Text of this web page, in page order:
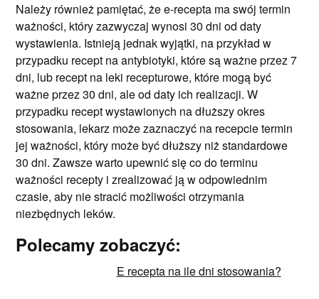
Należy również pamiętać, że e-recepta ma swój termin
ważności, który zazwyczaj wynosi 30 dni od daty
wystawienia. Istnieją jednak wyjątki, na przykład w
przypadku recept na antybiotyki, które są ważne przez 7
dni, lub recept na leki recepturowe, które mogą być
ważne przez 30 dni, ale od daty ich realizacji. W
przypadku recept wystawionych na dłuższy okres
stosowania, lekarz może zaznaczyć na recepcie termin
jej ważności, który może być dłuższy niż standardowe
30 dni. Zawsze warto upewnić się co do terminu
ważności recepty i zrealizować ją w odpowiednim
czasie, aby nie stracić możliwości otrzymania
niezbędnych leków.
Polecamy zobaczyć:
E recepta na ile dni stosowania?